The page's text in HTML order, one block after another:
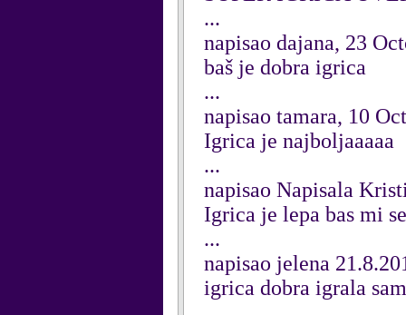
...
napisao dajana, 23
baš je dobra igrica
...
napisao tamara, 10
Igrica je najboljaaaaa
...
napisao Napisala
Igrica je lepa bas mi
...
napisao jelena
igrica dobra igrala